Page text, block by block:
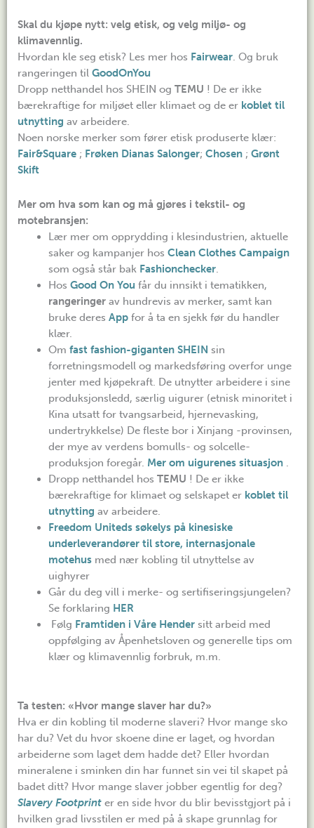
Skal du kjøpe nytt: velg etisk, og velg miljø- og
klimavennlig.
Hvordan kle seg etisk? Les mer hos Fairwear. Og bruk
rangeringen til GoodOnYou
Dropp netthandel hos SHEIN og TEMU ! De er ikke
bærekraftige for miljøet eller klimaet og de er koblet til
utnytting av arbeidere.
Noen norske merker som fører etisk produserte klær:
Fair&Square ; Frøken Dianas Salonger; Chosen ; Grønt
Skift
Mer om hva som kan og må gjøres i tekstil- og
motebransjen:
Lær mer om opprydding i klesindustrien, aktuelle
saker og kampanjer hos Clean Clothes Campaign
som også står bak Fashionchecker.
Hos Good On You får du innsikt i tematikken,
rangeringer av hundrevis av merker, samt kan
bruke deres App for å ta en sjekk før du handler
klær.
Om fast fashion-giganten SHEIN sin
forretningsmodell og markedsføring overfor unge
jenter med kjøpekraft. De utnytter arbeidere i sine
produksjonsledd, særlig uigurer (etnisk minoritet i
Kina utsatt for tvangsarbeid, hjernevasking,
undertrykkelse) De fleste bor i Xinjang -provinsen,
der mye av verdens bomulls- og solcelle-
produksjon foregår. Mer om uigurenes situasjon .
Dropp netthandel hos TEMU ! De er ikke
bærekraftige for klimaet og selskapet er koblet til
utnytting av arbeidere.
Freedom Uniteds søkelys på kinesiske
underleverandører til store, internasjonale
motehus med nær kobling til utnyttelse av
uighyrer
Går du deg vill i merke- og sertifiseringsjungelen?
Se forklaring HER
Følg Framtiden i Våre Hendersitt arbeid med
oppfølging av Åpenhetsloven og generelle tips om
klær og klimavennlig forbruk, m.m.
Ta testen: «Hvor mange slaver har du?»
Hva er din kobling til moderne slaveri? Hvor mange sko
har du? Vet du hvor skoene dine er laget, og hvordan
arbeiderne som laget dem hadde det? Eller hvordan
mineralene i sminken din har funnet sin vei til skapet på
badet ditt? Hvor mange slaver jobber egentlig for deg?
Slavery Footprint er en side hvor du blir bevisstgjort på i
hvilken grad livsstilen er med på å skape grunnlag for